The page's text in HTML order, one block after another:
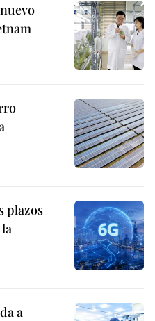
plazos
a